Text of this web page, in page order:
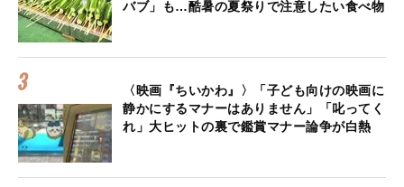
バブ」も…酷暑の夏祭りで注意したい食べ物
〈映画『ちいかわ』〉「子ども向けの映画に
静かにするマナーはありません」「叱ってく
れ」大ヒットの裏で鑑賞マナー論争が白熱